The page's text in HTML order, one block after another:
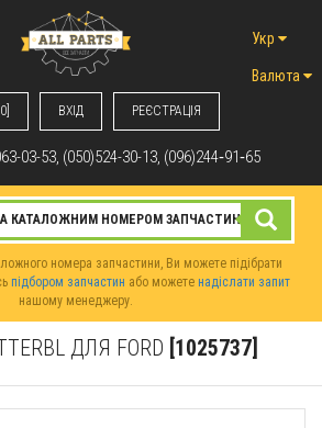
ВХIД РЕЄСТРАЦІЯ
Укр
Валюта
03-53, (050)524-30-13, (096)244‑91‑65
номера запчастини, Ви можете підібрати
підбором запчастин або можете надіслати запит
нашому менеджеру.
ДЛЯ FORD [1025737]